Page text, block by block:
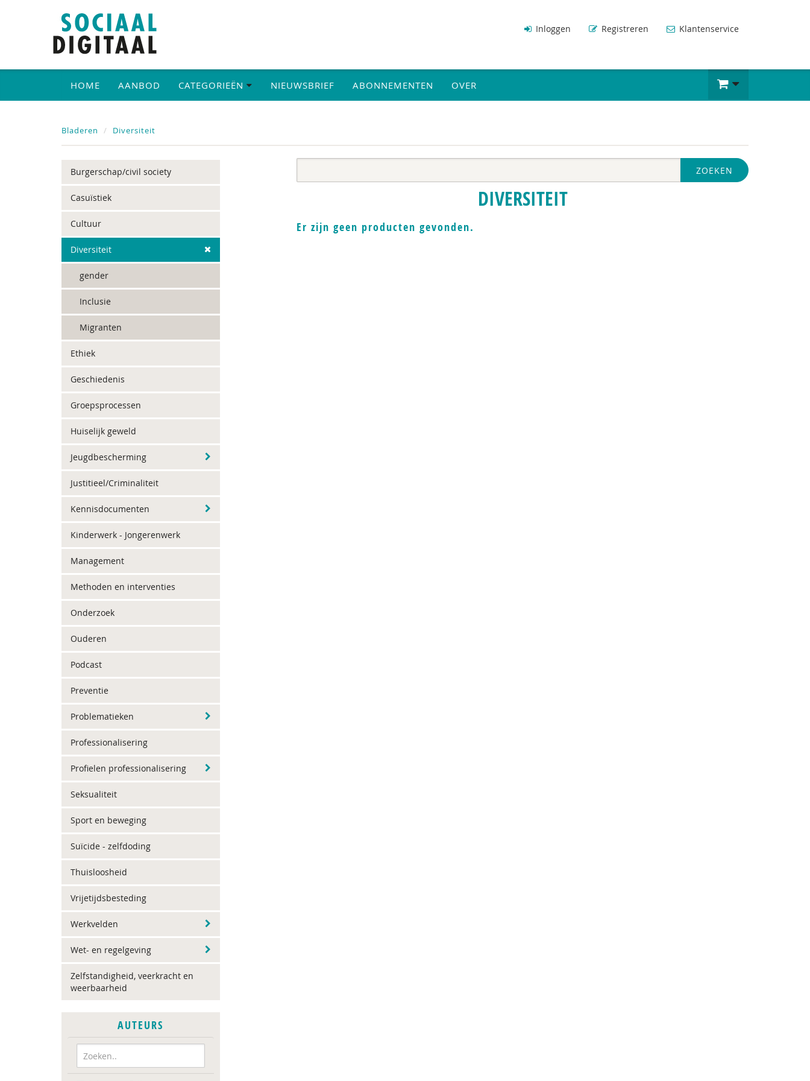
Inloggen Registreren Klantenservice
HOME AANBOD CATEGORIEËN NIEUWSBRIEF ABONNEMENTEN OVER
Bladeren Diversiteit
Burgerschap/civil society
Casuïstiek
Cultuur
Diversiteit
gender
Inclusie
Migranten
Ethiek
Geschiedenis
Groepsprocessen
Huiselijk geweld
Jeugdbescherming
Justitieel/Criminaliteit
Kennisdocumenten
Kinderwerk - Jongerenwerk
Management
Methoden en interventies
Onderzoek
Ouderen
Podcast
Preventie
Problematieken
Professionalisering
Profielen professionalisering
Seksualiteit
Sport en beweging
Suïcide - zelfdoding
Thuisloosheid
Vrijetijdsbesteding
Werkvelden
Wet- en regelgeving
Zelfstandigheid, veerkracht en
weerbaarheid
AUTEURS
ZOEKEN
DIVERSITEIT
Er zijn geen producten gevonden.